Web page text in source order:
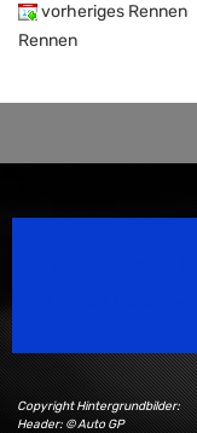
vorheriges Rennen
Rennen
Copyright Hintergrundbilder:
Header: © Auto GP